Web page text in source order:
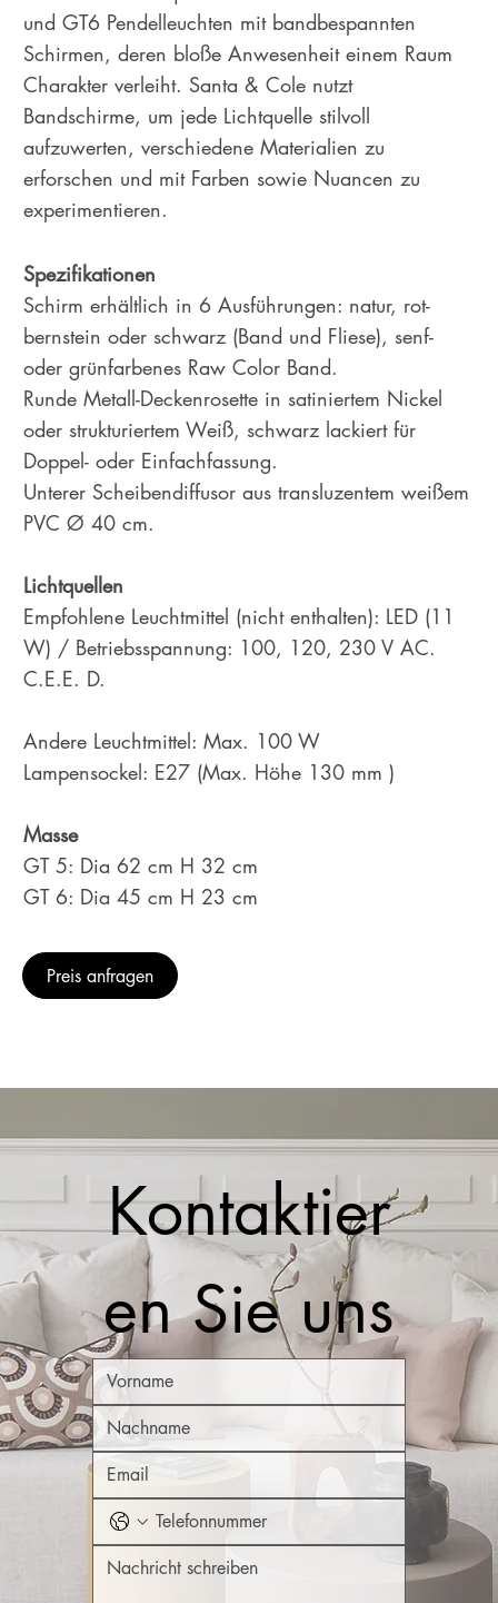
und GT6 Pendelleuchten mit bandbespannten
Schirmen, deren bloße Anwesenheit einem Raum
Charakter verleiht. Santa & Cole nutzt
Bandschirme, um jede Lichtquelle stilvoll
aufzuwerten, verschiedene Materialien zu
erforschen und mit Farben sowie Nuancen zu
experimentieren.
Spezifikationen
Schirm erhältlich in 6 Ausführungen: natur, rot-
bernstein oder schwarz (Band und Fliese), senf-
oder grünfarbenes Raw Color Band.
Runde Metall-Deckenrosette in satiniertem Nickel
oder strukturiertem Weiß, schwarz lackiert für
Doppel- oder Einfachfassung.
Unterer Scheibendiffusor aus transluzentem weißem
PVC Ø 40 cm.
Lichtquellen
Empfohlene Leuchtmittel (nicht enthalten): LED (11
W) / Betriebsspannung: 100, 120, 230 V AC.
C.E.E. D.
Andere Leuchtmittel: Max. 100 W
Lampensockel: E27 (Max. Höhe 130 mm )
Masse
GT 5: Dia 62 cm H 32 cm
GT 6: Dia 45 cm H 23 cm
Preis anfragen
Kontaktier
en Sie uns